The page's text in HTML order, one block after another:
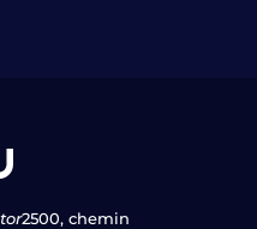
2500, chemin